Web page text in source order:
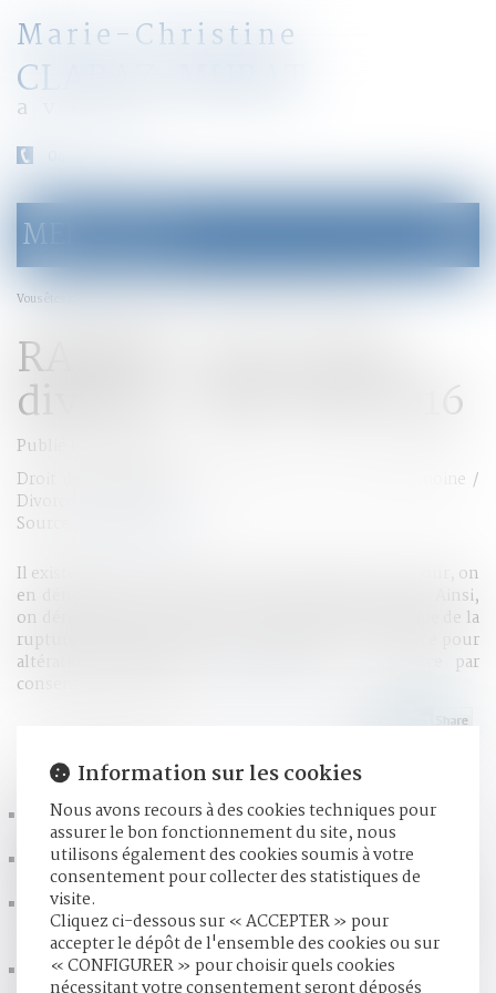
Marie-Christine
CLARAZ-MURAT
avocat
le
menu
MENU
Vous êtes ici :
RAPPEL : Les cas de
divorce - Net-iris 2016
Publié le :
Droit de la famille, des personnes et de leur patrimoine /
Divorce et séparation
Source :
Il existe de nombreux cas de divorce en France. A ce jour, on
en dénombre 4, mais tous ne sont pas contentieux. Ainsi,
on dénombre : le divorce pour acceptation du principe de la
rupture du mariage ; le divorce pour faute ; le divorce pour
altération définitive du lien conjugal ; le divorce par
consentement mutuel...
HISTORIQUE
Donation aux petits-enfants : la condition d’âge sera
maintenue | Dossier Familial © Martinan
Prescription de l’action en recherche de paternité et
atteinte à la vie privée - La Gazette du Palais
Droit de représentation du gardé à vue malgré l’absence
de notification de la désignation d’un avocat par sa mère -
Le Monde du Droit
Prouver le prêt entre époux - Divorce, séparation et
Information sur les cookies
Nous avons recours à des cookies techniques pour
assurer le bon fonctionnement du site, nous
utilisons également des cookies soumis à votre
consentement pour collecter des statistiques de
visite.
Cliquez ci-dessous sur « ACCEPTER » pour
accepter le dépôt de l'ensemble des cookies ou sur
« CONFIGURER » pour choisir quels cookies